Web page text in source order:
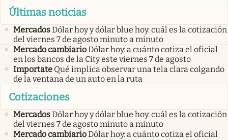
Últimas noticias
MercadosDólar hoy y dólar blue hoy: cuál es la cotización
del viernes 7 de agosto minuto a minuto
Mercado cambiarioDólar hoy: a cuánto cotiza el oficial
en los bancos de la City este viernes 7 de agosto
Importate Qué implica observar una tela clara colgando
de la ventana de un auto en la ruta
Cotizaciones
MercadosDólar hoy y dólar blue hoy: cuál es la cotización
del viernes 7 de agosto minuto a minuto
Mercado cambiarioDólar hoy: a cuánto cotiza el oficial